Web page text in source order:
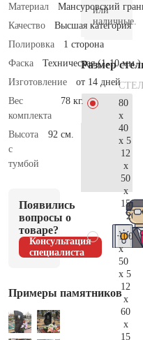
Материал
Мансуровский
Качество
Высшая категория
Полировка
1 сторона
Фаска
Техническая (1-10 мм.)
Изготовление
от 14 дней
Вес
комплекта
78 кг.
Высота
с
тумбой
92 см.
Появились
вопросы о
товаре?
Консультация
специалиста
Примеры памятников
или
наличные.
Размер
80
x
40
x 5
12
x
50
x
15
100
x
50
x 5
12
x
60
x
15